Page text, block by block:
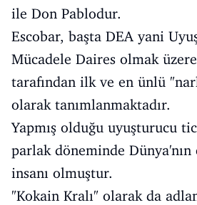
ile Don Pablodur.
Escobar, başta DEA yani
Mücadele Daires olmak
tarafından ilk ve en ünlü
olarak tanımlanmaktadır.
Yapmış olduğu uyuşturucu
parlak döneminde Dünya'nın
insanı olmuştur.
"Kokain Kralı" olarak da